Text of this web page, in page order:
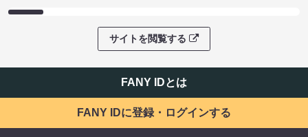
サイトを閲覧する
FANY IDとは
FANY IDに登録・ログインする